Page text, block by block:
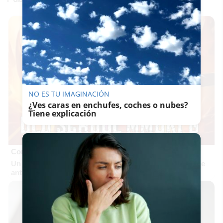
Corepunk MMORPG
Un verdadero MMORPG de la vieja escuela ¡Cómo los de
NO ES TU IMAGINACIÓN
¿Ves caras en enchufes, coches o nubes?
Tiene explicación